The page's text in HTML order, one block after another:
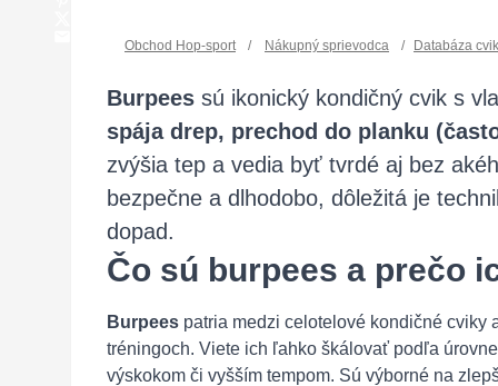
Obchod Hop-sport / Nákupný sprievodca / Databáza
Burpees sú ikonický kondičný cvik s
spája drep, prechod do planku
zvýšia tep a vedia byť tvrdé aj bez
bezpečne a dlhodobo, dôležitá je
dopad.
Čo sú burpees a prečo
Burpees patria medzi celotelové kondičné cviky
tréningoch. Viete ich ľahko škálovať podľa
výskokom či vyšším tempom. Sú výborné na